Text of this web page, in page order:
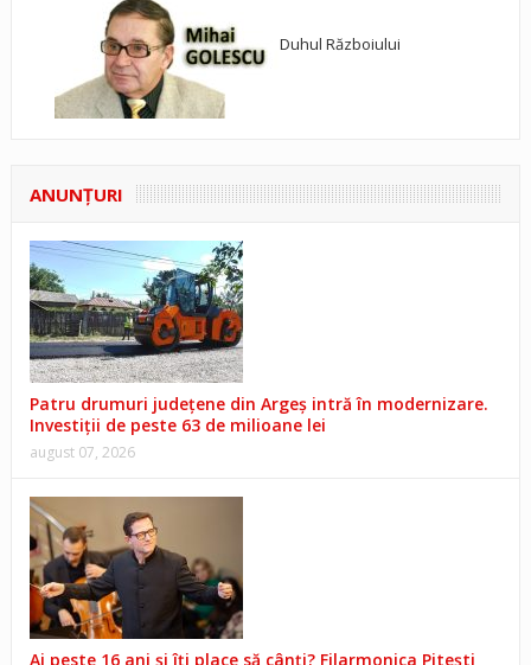
Duhul Războiului
ANUNŢURI
Patru drumuri județene din Argeș intră în modernizare.
Investiții de peste 63 de milioane lei
august 07, 2026
Ai peste 16 ani și îți place să cânți? Filarmonica Pitești